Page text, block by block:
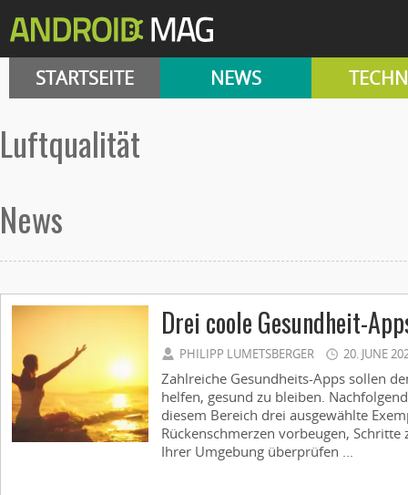
STARTSEITE NEWS
Luftqualität
News
Drei coole Gesundheit-
PHILIPP LUMETSBERGER 20. JUNE
Zahlreiche Gesundheits-Apps sollen
helfen, gesund zu bleiben.
diesem Bereich drei ausgewählte
Rückenschmerzen vorbeugen,
Ihrer Umgebung überprüfen ...